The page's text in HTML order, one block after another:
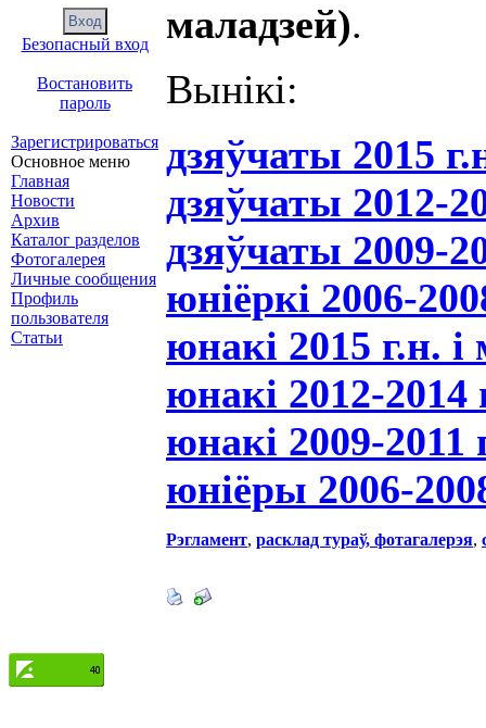
Безопасный вход
Востановить
пароль
Зарегистрироваться
Основное меню
Главная
Новости
Архив
Каталог разделов
Фотогалерея
Личные сообщения
Профиль
пользователя
Статьи
маладзей).
Вынікі:
дзяўчаты 2015
дзяўчаты 2012-
дзяўчаты 2009-
юніёркі 2006-
юнакі 2015 г.н. і
юнакі 2012-2014
юнакі 2009-2011
юніёры 2006-
Рэгламент, расклад тураў, фотагалерэя,